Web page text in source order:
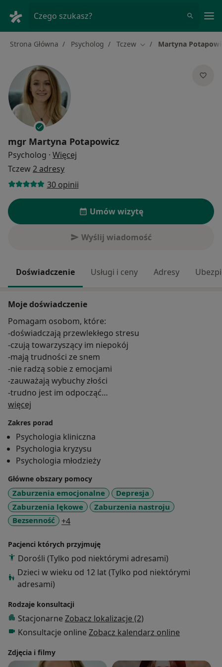
Czego szukasz?
Strona Główna Psycholog Tczew Zmień miasto
Martyna
mgr Martyna Potapowicz
Psycholog · Więcej
Tczew2 adresy
30 opinii
Umów wizytę
Wyślij wiadomość
Doświadczenie Usługi i ceny Adresy
Moje doświadczenie
Pomagam osobom, które:
-doświadczają przewlekłego stresu
-czują towarzyszący im niepokój
-mają trudności ze snem
-nie radzą sobie z emocjami
-zauważają wybuchy złości
-trudno jest im odpocząć
-mają obniżony nastrój
Pracuję z osobami, które doświadczają:
-kryzysów sytuacyjnych,
-kryzysów rodzinnych,
-przemocy,
-trudności wychowawczych,
-konfliktów partnerskich/małżeńskich,
-zdrady, rozstania,
-żałoby,
-kryzysów emocjonalnych,
Towarzyszę ludziom w poszukiwaniu rozwiązań
wyjścia z obecnej sytuacji.
Szkolę się w zakresie Terapii Skoncentrowanej na
Pracowałam w Powiatowym Centrum Pomocy
Rodzinie w Wydziale Interwencji Kryzysowej wspierając
więcej
Zakres porad
Psychologia kliniczna
Psychologia kryzysu
Psychologia młodzieży
Główne obszary pomocy
Zaburzenia emocjonalne
Depresja
Zaburzenia lękowe
Zaburzenia nastroju
Bezsenność
+4a11y_sr_more_diseases
Pacjenci których przyjmuję
Dorośli (Tylko pod niektórymi adresami)
Dzieci w wieku od 12 lat (Tylko pod niektórymi
adresami)
Rodzaje konsultacji
Stacjonarne Zobacz lokalizacje (2)
Konsultacje online Zobacz kalendarz online
Zdjęcia i filmy